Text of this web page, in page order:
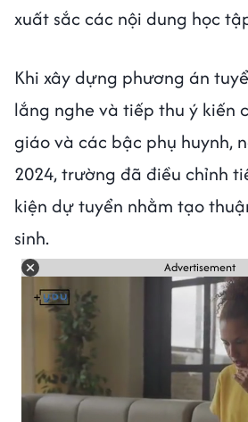
xuất sắc các nội dung học
Khi xây dựng phương án
lắng nghe và tiếp thu ý kiến
giáo và các bậc phụ huynh,
2024, trường đã điều chỉnh
kiện dự tuyển nhằm tạo
sinh.
Advertisement